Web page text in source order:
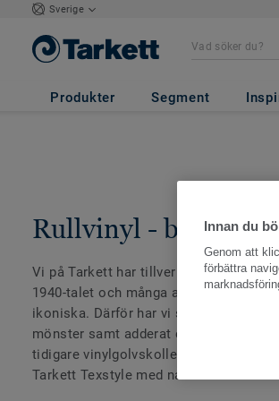
Sverige
Produkter Segment
Rullvinyl - bostad
Vi på Tarkett har tillverkat vinylgolv/
1940-talet och många av våra
ikoniska. Därför har vi samlat några
mönster samt adderat ett antal nya,
tidigare vinylgolvskollektioner på
Tarkett Texstyle med namnet ICONIK.
Innan du
Genom att
förbättra